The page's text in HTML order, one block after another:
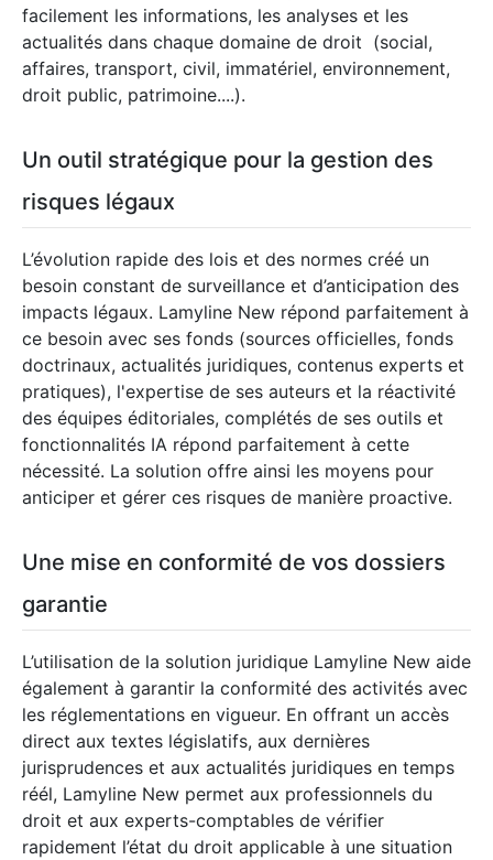
facilement les informations, les analyses et les
actualités dans chaque domaine de droit (social,
affaires, transport, civil, immatériel, environnement,
droit public, patrimoine....).
Un outil stratégique pour la gestion des
risques légaux
L’évolution rapide des lois et des normes créé un
besoin constant de surveillance et d’anticipation des
impacts légaux. Lamyline New répond parfaitement à
ce besoin avec ses fonds (sources officielles, fonds
doctrinaux, actualités juridiques, contenus experts et
pratiques), l'expertise de ses auteurs et la réactivité
des équipes éditoriales, complétés de ses outils et
fonctionnalités IA répond parfaitement à cette
nécessité. La solution offre ainsi les moyens pour
anticiper et gérer ces risques de manière proactive.
Une mise en conformité de vos dossiers
garantie
L’utilisation de la solution juridique Lamyline New aide
également à garantir la conformité des activités avec
les réglementations en vigueur. En offrant un accès
direct aux textes législatifs, aux dernières
jurisprudences et aux actualités juridiques en temps
réél, Lamyline New permet aux professionnels du
droit et aux experts-comptables de vérifier
rapidement l’état du droit applicable à une situation